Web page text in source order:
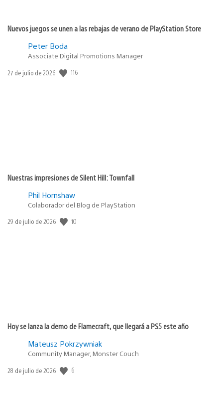
Nuevos juegos se unen a las rebajas de verano de PlayStation Store
Peter Boda
Associate Digital Promotions Manager
Fecha
27 de julio de 2026 116
Nuestras impresiones de Silent Hill: Townfall
Phil Hornshaw
Colaborador del Blog de PlayStation
Fecha
29 de julio de 2026 10
Hoy se lanza la demo de Flamecraft, que llegará a PS5 este año
Mateusz Pokrzywniak
Community Manager, Monster Couch
Fecha
28 de julio de 2026 6